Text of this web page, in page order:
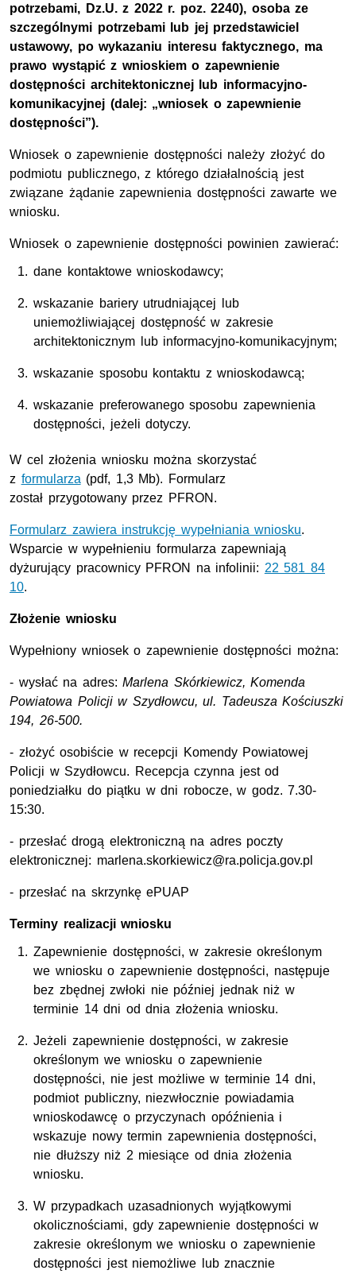
potrzebami, Dz.U. z 2022 r. poz. 2240), osoba ze
szczególnymi potrzebami lub jej przedstawiciel
ustawowy, po wykazaniu interesu faktycznego, ma
prawo wystąpić z wnioskiem o zapewnienie
dostępności architektonicznej lub informacyjno-
komunikacyjnej (dalej: „wniosek o zapewnienie
dostępności”).
Wniosek o zapewnienie dostępności należy złożyć do
podmiotu publicznego, z którego działalnością jest
związane żądanie zapewnienia dostępności zawarte we
wniosku.
Wniosek o zapewnienie dostępności powinien zawierać:
dane kontaktowe wnioskodawcy;
wskazanie bariery utrudniającej lub
uniemożliwiającej dostępność w zakresie
architektonicznym lub informacyjno-komunikacyjnym;
wskazanie sposobu kontaktu z wnioskodawcą;
wskazanie preferowanego sposobu zapewnienia
dostępności, jeżeli dotyczy.
W cel złożenia wniosku można skorzystać
z formularza (pdf, 1,3 Mb). Formularz
został przygotowany przez PFRON.
Formularz zawiera instrukcję wypełniania wniosku.
Wsparcie w wypełnieniu formularza zapewniają
dyżurujący pracownicy PFRON na infolinii: 22 581 84
10.
Złożenie wniosku
Wypełniony wniosek o zapewnienie dostępności można:
- wysłać na adres:Marlena Skórkiewicz, Komenda
Powiatowa Policji w Szydłowcu, ul. Tadeusza Kościuszki
194, 26-500.
- złożyć osobiście w recepcji Komendy Powiatowej
Policji w Szydłowcu. Recepcja czynna jest od
poniedziałku do piątku w dni robocze, w godz. 7.30-
15:30.
- przesłać drogą elektroniczną na adres poczty
elektronicznej: marlena.skorkiewicz@ra.policja.gov.pl
- przesłać na skrzynkę ePUAP
Terminy realizacji wniosku
Zapewnienie dostępności, w zakresie określonym
we wniosku o zapewnienie dostępności, następuje
bez zbędnej zwłoki nie później jednak niż w
terminie 14 dni od dnia złożenia wniosku.
Jeżeli zapewnienie dostępności, w zakresie
określonym we wniosku o zapewnienie
dostępności, nie jest możliwe w terminie 14 dni,
podmiot publiczny, niezwłocznie powiadamia
wnioskodawcę o przyczynach opóźnienia i
wskazuje nowy termin zapewnienia dostępności,
nie dłuższy niż 2 miesiące od dnia złożenia
wniosku.
W przypadkach uzasadnionych wyjątkowymi
okolicznościami, gdy zapewnienie dostępności w
zakresie określonym we wniosku o zapewnienie
dostępności jest niemożliwe lub znacznie